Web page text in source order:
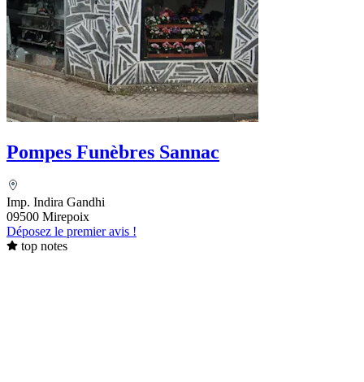
Pompes Funèbres Sannac
Imp. Indira Gandhi
09500 Mirepoix
Déposez le premier avis !
top notes